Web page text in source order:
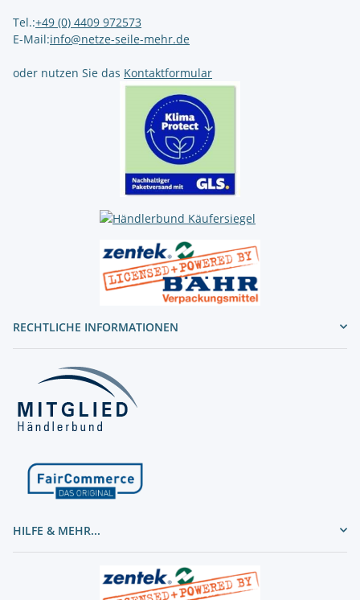
Tel.:+49 (0) 4409 972573
E-Mail:info@netze-seile-mehr.de
oder nutzen Sie das Kontaktformular
RECHTLICHE INFORMATIONEN
HILFE & MEHR...